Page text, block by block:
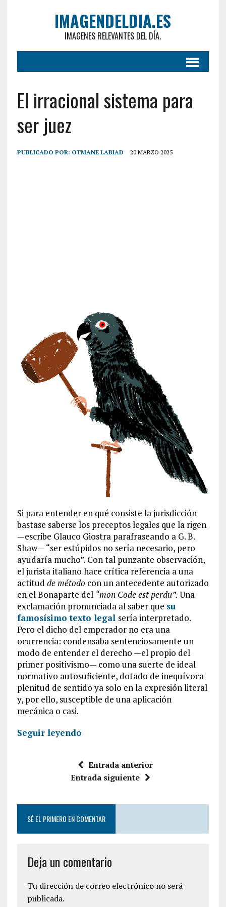
IMAGENDELDIA.ES
IMAGENES RELEVANTES DEL DÍA.
El irracional sistema para
ser juez
PUBLICADO POR: OTMANE LABIAD 20 MARZO 2025
Si para entender en qué consiste la jurisdicción
bastase saberse los preceptos legales que la rigen
—escribe Glauco Giostra parafraseando a G. B.
Shaw— “ser estúpidos no sería necesario, pero
ayudaría mucho”. Con tal punzante observación,
el jurista italiano hace crítica referencia a una
actitud de método con un antecedente autorizado
en el Bonaparte del “mon Code est perdu”. Una
exclamación pronunciada al saber que su
famosísimo texto legal sería interpretado.
Pero el dicho del emperador no era una
ocurrencia: condensaba sentenciosamente un
modo de entender el derecho —el propio del
primer positivismo— como una suerte de ideal
normativo autosuficiente, dotado de inequívoca
plenitud de sentido ya solo en la expresión literal
y, por ello, susceptible de una aplicación
mecánica o casi.
Seguir leyendo
Entrada anterior
Entrada siguiente
SÉ EL PRIMERO EN COMENTAR
Deja un comentario
Tu dirección de correo electrónico no será
publicada.